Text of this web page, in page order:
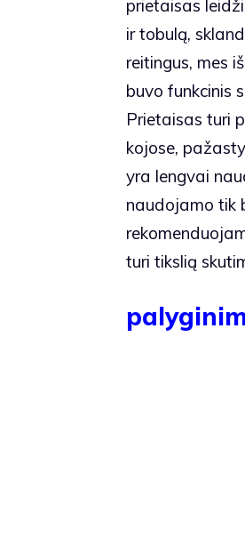
prietaisas
ir tobulą,
reitingus, mes
buvo funkcinis
Prietaisas turi
kojose,
yra lengvai
naudojamo tik
turi tikslią